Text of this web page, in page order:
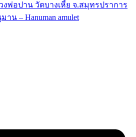
งพ่อปาน วัดบางเหี้ย จ.สมุทรปราการ
าน – Hanuman amulet